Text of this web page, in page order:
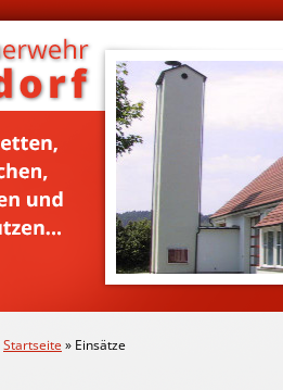
Startseite » Einsätze